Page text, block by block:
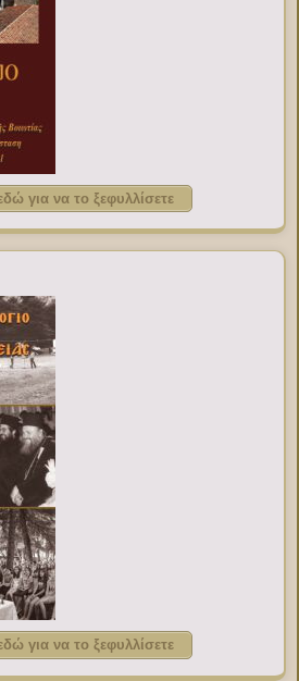
για να το ξεφυλλίσετε
για να το ξεφυλλίσετε